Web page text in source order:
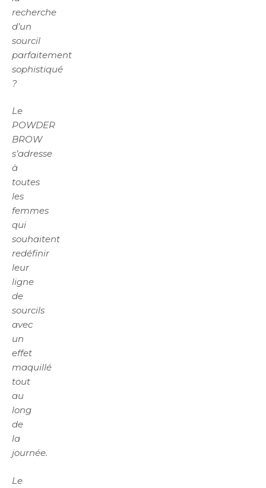
recherche
d’un
sourcil
parfaitement
sophistiqué
?
Le
POWDER
BROW
s’adresse
à
toutes
les
femmes
qui
souhaitent
redéfinir
leur
ligne
de
sourcils
avec
un
effet
maquillé
tout
au
long
de
la
journée.
Le